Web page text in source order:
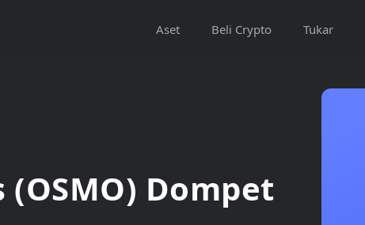
Aset Beli Crypto Tukar
(OSMO) Dompet